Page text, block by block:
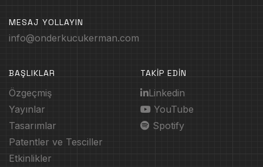
MESAJ YOLLAYIN
info@onderkucukerman.com
BAŞLIKLAR
Özgeçmiş
Yayınlar
Tasarımlar
Patentler ve Tesciller
Etkinlikler
TAKİP EDİN
Linkedin
YouTube
Spotify